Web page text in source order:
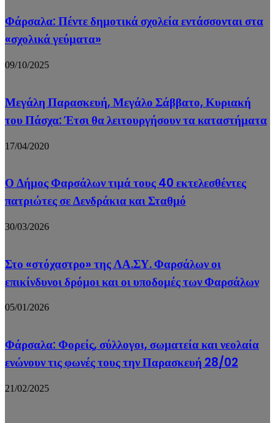
Φάρσαλα: Πέντε δημοτικά σχολεία εντάσσονται στα
«σχολικά γεύματα»
09/10/2025
Μεγάλη Παρασκευή, Μεγάλο Σάββατο, Κυριακή
του Πάσχα: Έτσι θα λειτουργήσουν τα καταστήματα
17/04/2020
Ο Δήμος Φαρσάλων τιμά τους 40 εκτελεσθέντες
πατριώτες σε Δενδράκια και Σταθμό
30/03/2026
Στο «στόχαστρο» της ΛΑ.ΣΥ. Φαρσάλων οι
επικίνδυνοι δρόμοι και οι υποδομές των Φαρσάλων
05/01/2026
Φάρσαλα: Φορείς, σύλλογοι, σωματεία και νεολαία
ενώνουν τις φωνές τους την Παρασκευή 28/02
21/02/2025